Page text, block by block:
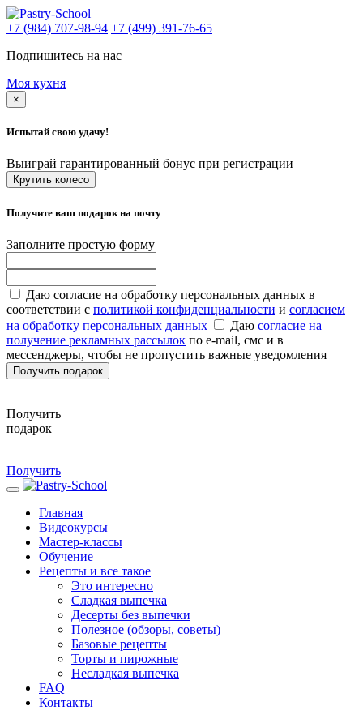
+7 (984) 707-98-94 +7 (499) 391-76-65
Подпишитесь на нас
Моя кухня
×
Испытай свою удачу!
Выиграй гарантированный бонус при регистрации
Крутить колесо
Получите ваш подарок на почту
Заполните простую форму
Даю согласие на обработку персональных данных в
соответствии с политикой конфиденциальности и согласием
на обработку персональных данных
Даю согласие на
получение рекламных рассылок по e-mail, смс и в
мессенджеры, чтобы не пропустить важные уведомления
Получить подарок
Получить
подарок
Получить
Главная
Видеокурсы
Мастер-классы
Обучение
Рецепты и все такое
Это интересно
Сладкая выпечка
Десерты без выпечки
Полезное (обзоры, советы)
Базовые рецепты
Торты и пирожные
Несладкая выпечка
FAQ
Контакты